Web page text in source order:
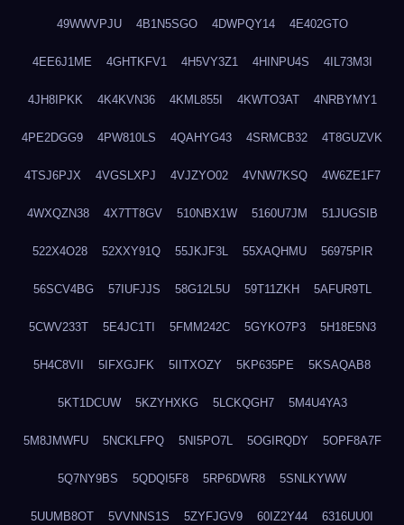
49WWVPJU 4B1N5SGO 4DWPQY14 4E402GTO
4EE6J1ME 4GHTKFV1 4H5VY3Z1 4HINPU4S 4IL73M3I
4JH8IPKK 4K4KVN36 4KML855I 4KWTO3AT 4NRBYMY1
4PE2DGG9 4PW810LS 4QAHYG43 4SRMCB32 4T8GUZVK
4TSJ6PJX 4VGSLXPJ 4VJZYO02 4VNW7KSQ 4W6ZE1F7
4WXQZN38 4X7TT8GV 510NBX1W 5160U7JM 51JUGSIB
522X4O28 52XXY91Q 55JKJF3L 55XAQHMU 56975PIR
56SCV4BG 57IUFJJS 58G12L5U 59T11ZKH 5AFUR9TL
5CWV233T 5E4JC1TI 5FMM242C 5GYKO7P3 5H18E5N3
5H4C8VII 5IFXGJFK 5IITXOZY 5KP635PE 5KSAQAB8
5KT1DCUW 5KZYHXKG 5LCKQGH7 5M4U4YA3
5M8JMWFU 5NCKLFPQ 5NI5PO7L 5OGIRQDY 5OPF8A7F
5Q7NY9BS 5QDQI5F8 5RP6DWR8 5SNLKYWW
5UUMB8OT 5VVNNS1S 5ZYFJGV9 60IZ2Y44 6316UU0I